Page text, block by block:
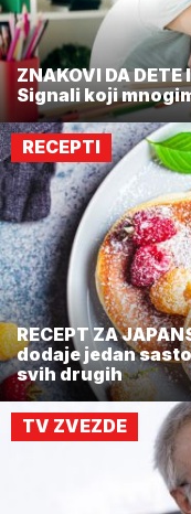
ZNAKOVI DA
Signali koji
RECEPTI
RECEPT ZA
dodaje jedan
svih drugih
TV ZVEZDE